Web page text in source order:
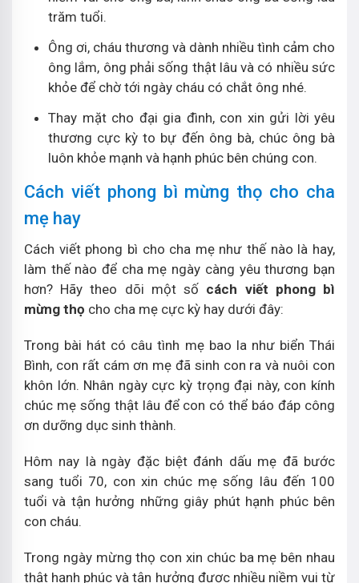
trăm tuổi.
Ông ơi, cháu thương và dành nhiều tình cảm cho
ông lắm, ông phải sống thật lâu và có nhiều sức
khỏe để chờ tới ngày cháu có chắt ông nhé.
Thay mặt cho đại gia đình, con xin gửi lời yêu
thương cực kỳ to bự đến ông bà, chúc ông bà
luôn khỏe mạnh và hạnh phúc bên chúng con.
Cách viết phong bì mừng thọ cho cha
mẹ hay
Cách viết phong bì cho cha mẹ như thế nào là hay,
làm thế nào để cha mẹ ngày càng yêu thương bạn
hơn? Hãy theo dõi một số cách viết phong bì
mừng thọ cho cha mẹ cực kỳ hay dưới đây:
Trong bài hát có câu tình mẹ bao la như biển Thái
Bình, con rất cám ơn mẹ đã sinh con ra và nuôi con
khôn lớn. Nhân ngày cực kỳ trọng đại này, con kính
chúc mẹ sống thật lâu để con có thể báo đáp công
ơn dưỡng dục sinh thành.
Hôm nay là ngày đặc biệt đánh dấu mẹ đã bước
sang tuổi 70, con xin chúc mẹ sống lâu đến 100
tuổi và tận hưởng những giây phút hạnh phúc bên
con cháu.
Trong ngày mừng thọ con xin chúc ba mẹ bên nhau
thật hạnh phúc và tận hưởng được nhiều niềm vui từ